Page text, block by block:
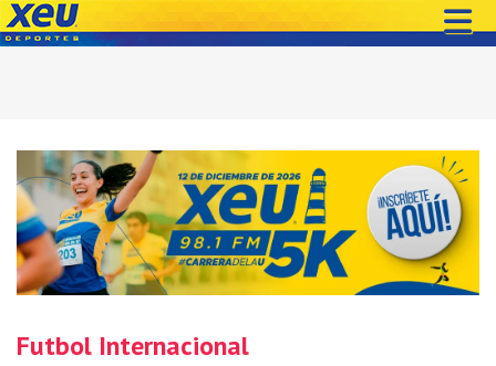
Futbol Internacional